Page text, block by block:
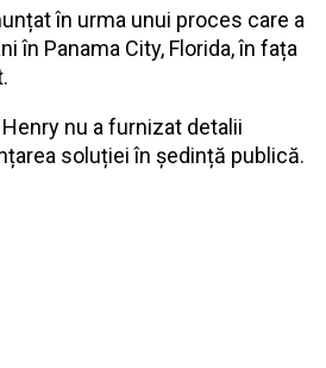
în urma unui proces care a
în Panama City, Florida, în fața
nu a furnizat detalii
soluției în ședință publică.